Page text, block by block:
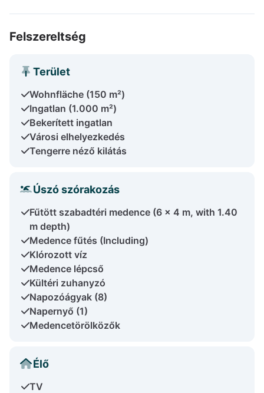
Felszereltség
Terület
Wohnfläche (150 m²)
Ingatlan (1.000 m²)
Bekerített ingatlan
Városi elhelyezkedés
Tengerre néző kilátás
Úszó szórakozás
Fűtött szabadtéri medence (6 x 4 m, with 1.40
m depth)
Medence fűtés (Including)
Klórozott víz
Medence lépcső
Kültéri zuhanyzó
Napozóágyak (8)
Napernyő (1)
Medencetörölközők
Élő
TV